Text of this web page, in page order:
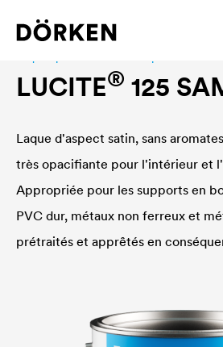
LUCITE® 125
Laque d'aspect satin, sans
très opacifiante pour l'intérieur et
Appropriée pour les supports en
PVC dur, métaux non ferreux et
prétraités et apprêtés en